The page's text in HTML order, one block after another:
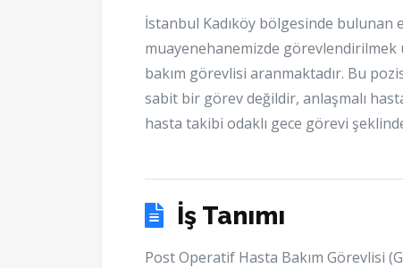
İstanbul Kadıköy bölgesinde bulunan
muayenehanemizde
bakım görevlisi aranmaktadır. Bu
sabit bir görev değildir, anlaşmalı
hasta takibi odaklı gece görevi
İş Tanımı
Post Operatif Hasta Bakım Görevlisi